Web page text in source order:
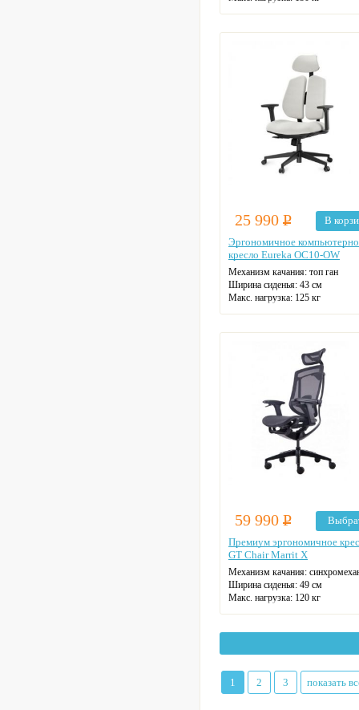
Регулировка высоты: газлифт
25 990 Р
В
Эргономичное
кресло Eureka OC10-OW
Механизм качания: топ ган
Ширина сиденья: 43 см
Макс. нагрузка: 125 кг
Регулировка высоты: газлифт
Крестовина: пятилучевая
59 990 Р
Премиум эргономичное
GT Chair Marrit X
Механизм качания:
Ширина сиденья: 49 см
Макс. нагрузка: 120 кг
1 2 3 показать